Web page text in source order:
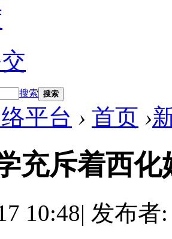
搜索 搜索
平台 › 首页 ›
充斥着西化
10:48| 发布者